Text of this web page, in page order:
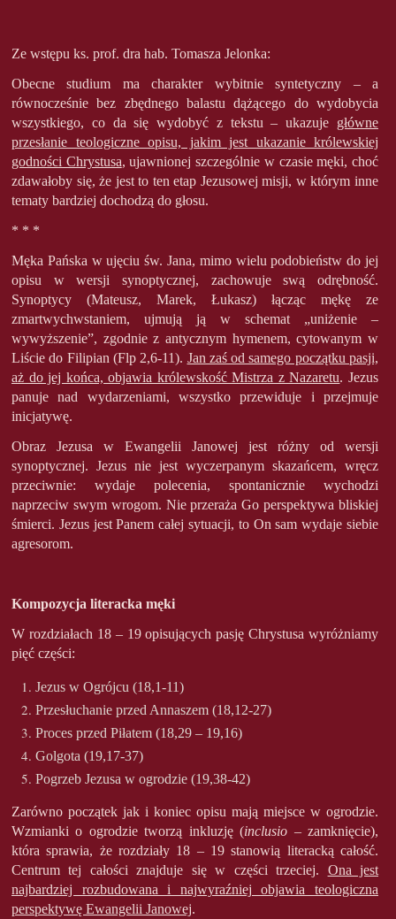
Ze wstępu ks. prof. dra hab. Tomasza Jelonka:
Obecne studium ma charakter wybitnie syntetyczny – a
równocześnie bez zbędnego balastu dążącego do wydobycia
wszystkiego, co da się wydobyć z tekstu – ukazuje główne
przesłanie teologiczne opisu, jakim jest ukazanie królewskiej
godności Chrystusa, ujawnionej szczególnie w czasie męki, choć
zdawałoby się, że jest to ten etap Jezusowej misji, w którym inne
tematy bardziej dochodzą do głosu.
* * *
Męka Pańska w ujęciu św. Jana, mimo wielu podobieństw do jej
opisu w wersji synoptycznej, zachowuje swą odrębność.
Synoptycy (Mateusz, Marek, Łukasz) łącząc mękę ze
zmartwychwstaniem, ujmują ją w schemat „uniżenie –
wywyższenie”, zgodnie z antycznym hymenem, cytowanym w
Liście do Filipian (Flp 2,6-11). Jan zaś od samego początku pasji,
aż do jej końca, objawia królewskość Mistrza z Nazaretu. Jezus
panuje nad wydarzeniami, wszystko przewiduje i przejmuje
inicjatywę.
Obraz Jezusa w Ewangelii Janowej jest różny od wersji
synoptycznej. Jezus nie jest wyczerpanym skazańcem, wręcz
przeciwnie: wydaje polecenia, spontanicznie wychodzi
naprzeciw swym wrogom. Nie przeraża Go perspektywa bliskiej
śmierci. Jezus jest Panem całej sytuacji, to On sam wydaje siebie
agresorom.
Kompozycja literacka męki
W rozdziałach 18 – 19 opisujących pasję Chrystusa wyróżniamy
pięć części:
Jezus w Ogrójcu (18,1-11)
Przesłuchanie przed Annaszem (18,12-27)
Proces przed Piłatem (18,29 – 19,16)
Golgota (19,17-37)
Pogrzeb Jezusa w ogrodzie (19,38-42)
Zarówno początek jak i koniec opisu mają miejsce w ogrodzie.
Wzmianki o ogrodzie tworzą inkluzję (inclusio – zamknięcie),
która sprawia, że rozdziały 18 – 19 stanowią literacką całość.
Centrum tej całości znajduje się w części trzeciej. Ona jest
najbardziej rozbudowana i najwyraźniej objawia teologiczna
perspektywę Ewangelii Janowej.